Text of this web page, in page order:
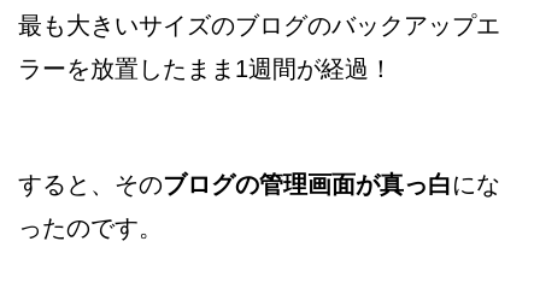
最も大きいサイズのブログのバックアップエ
ラーを放置したまま1週間が経過！
すると、そのブログの管理画面が真っ白にな
ったのです。